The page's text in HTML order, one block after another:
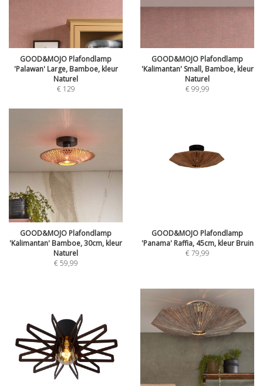
GOOD&MOJO Plafondlamp
'Palawan' Large, Bamboe, kleur
Naturel
€ 129
GOOD&MOJO Plafondlamp
'Kalimantan' Small, Bamboe, kleur
Naturel
€99,99
GOOD&MOJO Plafondlamp
'Kalimantan' Bamboe, 30cm, kleur
Naturel
€59,99
GOOD&MOJO Plafondlamp
'Panama' Raffia, 45cm, kleur Bruin
€79,99